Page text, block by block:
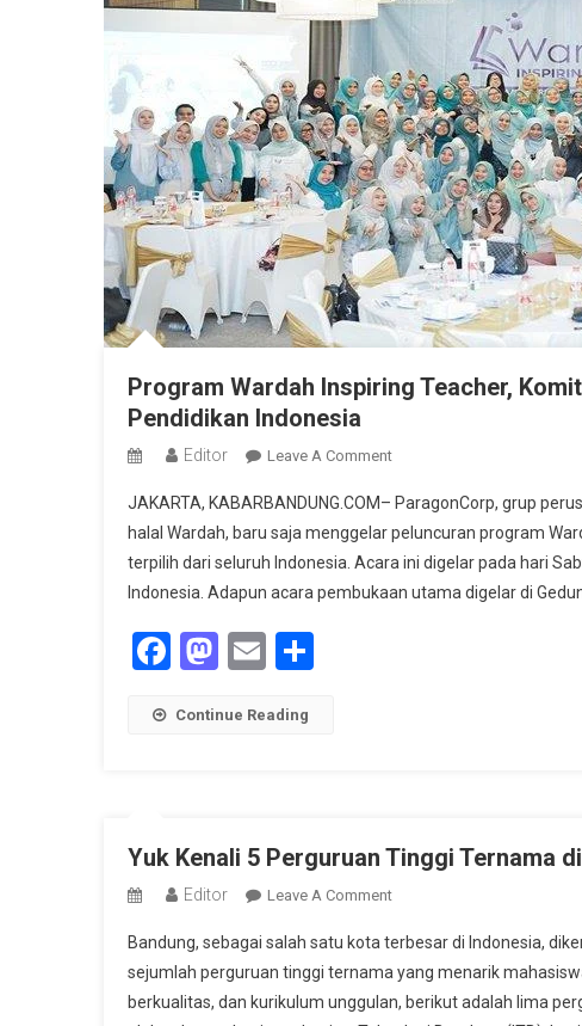
Program Wardah Inspiring Teacher,
Pendidikan Indonesia
Editor Leave A CommentOn
Wardah
Inspiring
Teacher,
Komitmen
JAKARTA, KABARBANDUNG.COM– ParagonCorp, grup
halal Wardah, baru saja menggelar peluncuran program
terpilih dari seluruh Indonesia. Acara ini digelar pada hari
Indonesia. Adapun acara pembukaan utama digelar di
Facebook
Mastodon
Email
Continue Reading
Yuk Kenali 5 Perguruan Tinggi Ternama
Editor Leave A CommentOn
Kenali
5
Perguruan
Bandung, sebagai salah satu kota terbesar di Indonesia,
sejumlah perguruan tinggi ternama yang menarik
berkualitas, dan kurikulum unggulan, berikut adalah lima